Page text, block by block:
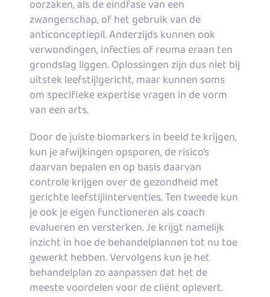
oorzaken, als de eindfase van een
zwangerschap, of het gebruik van de
anticonceptiepil. Anderzijds kunnen ook
verwondingen, infecties of reuma eraan ten
grondslag liggen. Oplossingen zijn dus niet bij
uitstek leefstijlgericht, maar kunnen soms
om specifieke expertise vragen in de vorm
van een arts.
Door de juiste biomarkers in beeld te krijgen,
kun je afwijkingen opsporen, de risico’s
daarvan bepalen en op basis daarvan
controle krijgen over de gezondheid met
gerichte leefstijlinterventies. Ten tweede kun
je ook je eigen functioneren als coach
evalueren en versterken. Je krijgt namelijk
inzicht in hoe de behandelplannen tot nu toe
gewerkt hebben. Vervolgens kun je het
behandelplan zo aanpassen dat het de
meeste voordelen voor de cliënt oplevert.